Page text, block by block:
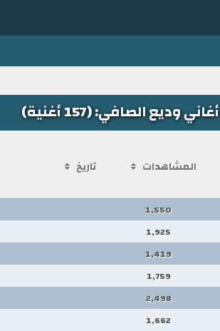
أغاني وديع الصافي: (157 أغنية)
المشاهدات تاريخ
1,550
1,925
1,419
1,759
2,498
1,662